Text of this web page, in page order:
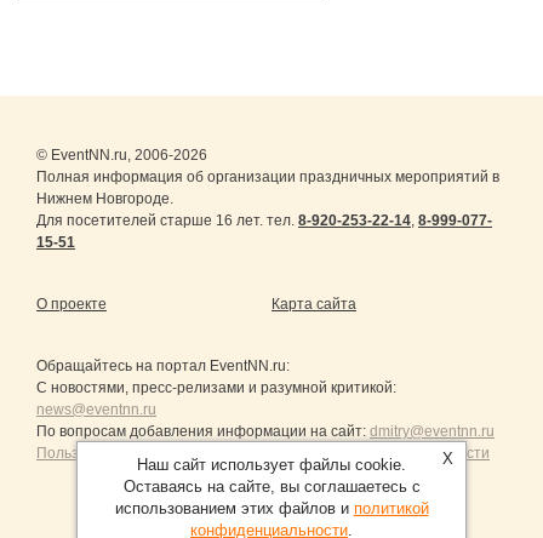
© EventNN.ru, 2006-2026
Полная информация об организации праздничных мероприятий в
Нижнем Новгороде.
Для посетителей старше 16 лет. тел. 8-920-253-22-14, 8-999-077-
15-51
О проекте Карта сайта
Обращайтесь на портал EventNN.ru:
С новостями, пресс-релизами и разумной критикой:
news@eventnn.ru
По вопросам добавления информации на сайт: dmitry@eventnn.ru
Пользовательское Соглашение и политика конфиденциальности
X
Наш сайт использует файлы cookie.
Оставаясь на сайте, вы соглашаетесь с
использованием этих файлов и политикой
конфиденциальности.